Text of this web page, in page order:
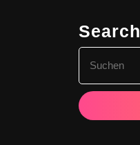
Search
for: